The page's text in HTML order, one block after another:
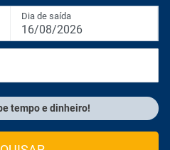
Dia de saída
16/08/2026
tempo e dinheiro!